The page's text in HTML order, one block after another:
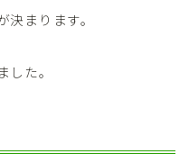
まります。
た。